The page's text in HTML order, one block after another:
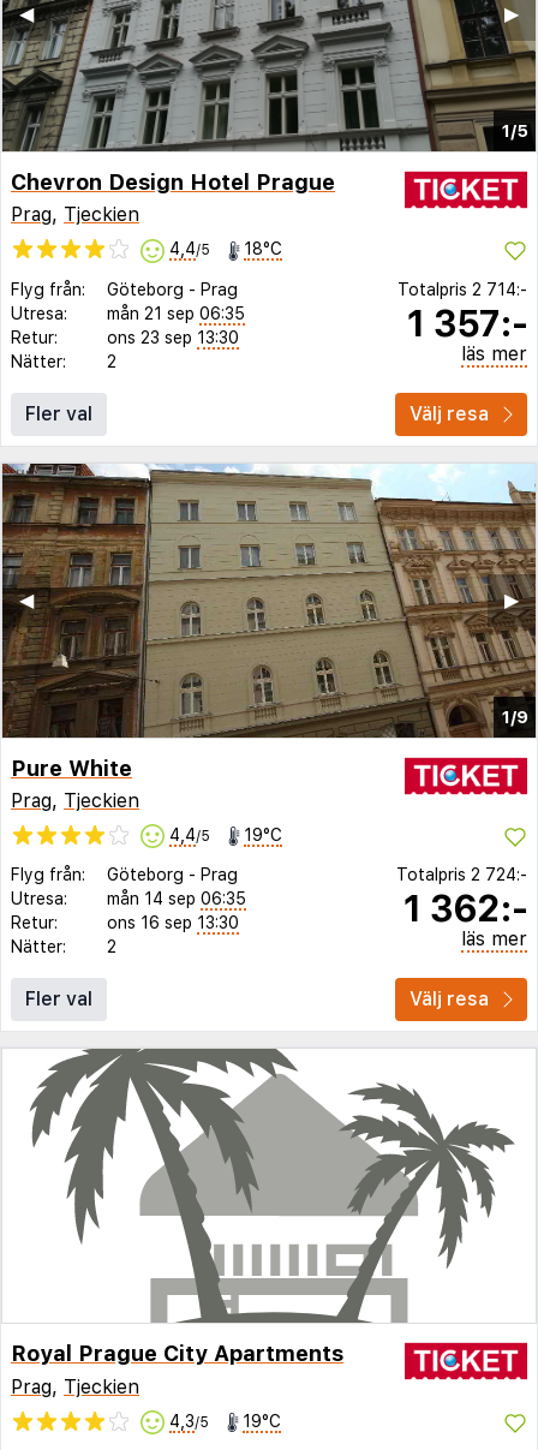
1/5
▶︎
◀︎
Chevron Design Hotel Prague
Prag, Tjeckien
4,4/5 18°C
Flyg från: Göteborg - Prag
Utresa:
mån 21 sep 06:35
Retur:
ons 23 sep 13:30
Nätter:
2
Totalpris 2 714:-
1 357:-
läs mer
Fler val Välj resa
1/9
▶︎
◀︎
Pure White
Prag, Tjeckien
4,4/5 19°C
Flyg från: Göteborg - Prag
Utresa:
mån 14 sep 06:35
Retur:
ons 16 sep 13:30
Nätter:
2
Totalpris 2 724:-
1 362:-
läs mer
Fler val Välj resa
Royal Prague City Apartments
Prag, Tjeckien
4,3/5 19°C